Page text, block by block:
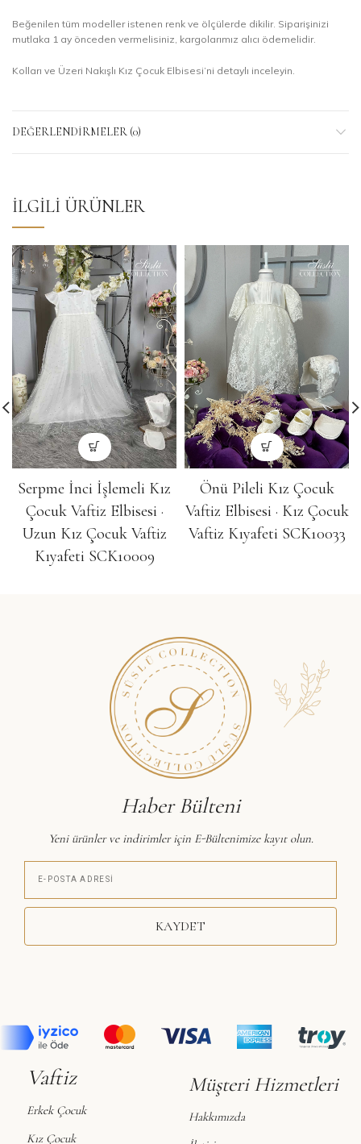
Beğenilen tüm modeller istenen renk ve ölçülerde dikilir. Siparişinizi
mutlaka 1 ay önceden vermelisiniz, kargolarımız alıcı ödemelidir.
Kolları ve Üzeri Nakışlı Kız Çocuk Elbisesi’ni detaylı inceleyin.
DEĞERLENDIRMELER (0)
İLGILI ÜRÜNLER
Serpme İnci İşlemeli Kız
Çocuk Vaftiz Elbisesi ·
Uzun Kız Çocuk Vaftiz
Kıyafeti SCK10009
Önü Pileli Kız Çocuk
Vaftiz Elbisesi · Kız Çocuk
Vaftiz Kıyafeti SCK10033
Haber Bülteni
Yeni ürünler ve indirimler için E-Bültenimize kayıt olun.
KAYDET
Vaftiz
Erkek Çocuk
Kız Çocuk
Müşteri Hizmetleri
Hakkımızda